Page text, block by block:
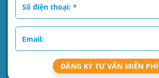
ĐĂNG KÝ TƯ VẤN MIỄN PHÍ